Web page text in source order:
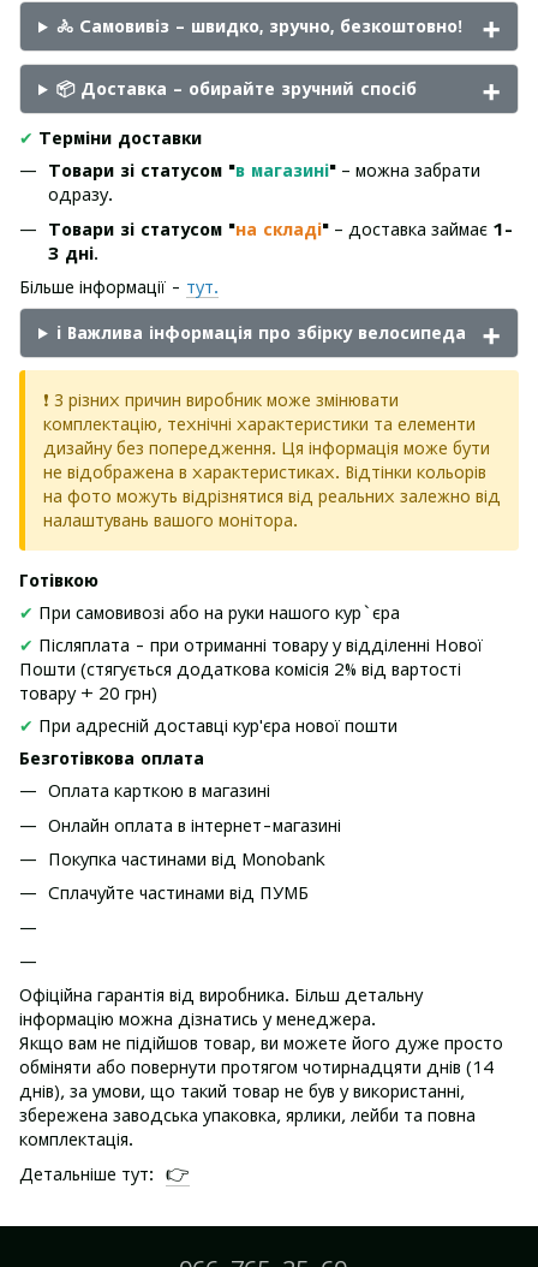
🚴 Самовивіз – швидко, зручно, безкоштовно!
📦 Доставка – обирайте зручний спосіб
✔ Терміни доставки
Товари зі статусом "в магазині" – можна забрати
одразу.
Товари зі статусом "на складі" – доставка займає 1-
3 дні.
Більше інформації - тут.
ℹ️ Важлива інформація про збірку велосипеда
❗ З різних причин виробник може змінювати
комплектацію, технічні характеристики та елементи
дизайну без попередження. Ця інформація може бути
не відображена в характеристиках. Відтінки кольорів
на фото можуть відрізнятися від реальних залежно від
налаштувань вашого монітора.
Готівкою
✔ При самовивозі або на руки нашого кур`єра
✔ Післяплата - при отриманні товару у відділенні Нової
Пошти (стягується додаткова комісія 2% від вартості
товару + 20 грн)
✔ При адресній доставці кур'єра нової пошти
Безготівкова оплата
Оплата карткою в магазині
Онлайн оплата в інтернет-магазині
Покупка частинами від Monobank
Сплачуйте частинами від ПУМБ
Офіційна гарантія від виробника. Більш детальну
інформацію можна дізнатись у менеджера.
Якщо вам не підійшов товар, ви можете його дуже просто
обміняти або повернути протягом чотирнадцяти днів (14
днів), за умови, що такий товар не був у використанні,
збережена заводська упаковка, ярлики, лейби та повна
комплектація.
Детальніше тут:
👉